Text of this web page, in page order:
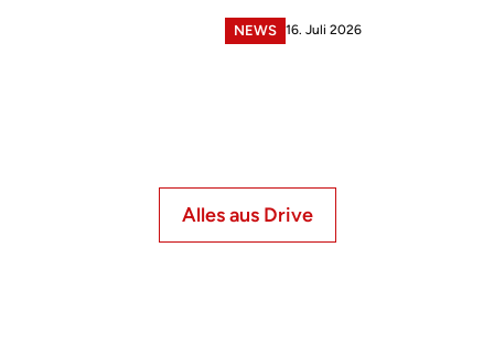
NEWS 16. Juli 2026
Alles aus Drive